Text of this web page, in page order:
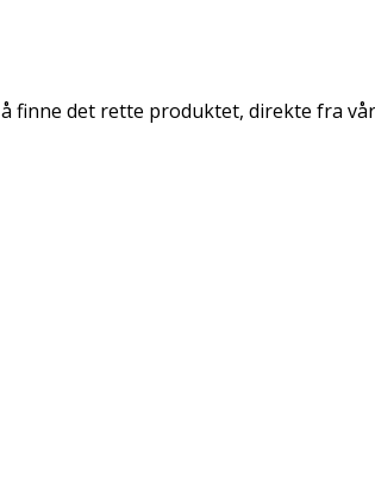
finne det rette produktet, direkte fra